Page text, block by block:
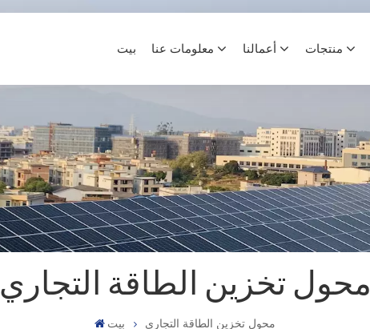
بيت معلومات عنا أعمالنا منتجات
محول تخزين الطاقة التجاري
بيت محول تخزين الطاقة التجاري